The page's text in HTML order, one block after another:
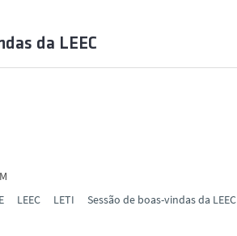
da LEEC
LEEC LETI Sessão de boas-vindas da LEEC